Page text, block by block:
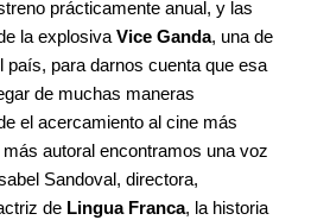
prácticamente anual, y las
la explosiva Vice Ganda, una de
país, para darnos cuenta que esa
de muchas maneras
el acercamiento al cine más
autoral encontramos una voz
Sandoval, directora,
de Lingua Franca, la historia